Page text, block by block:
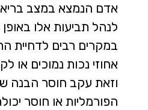
אדם הנמצא במצב
לנהל תביעות אלו
במקרים רבים לדחיית
אחוזי נכות נמוכים או
וזאת עקב חוסר הבנה
הפורמליות או חוסר